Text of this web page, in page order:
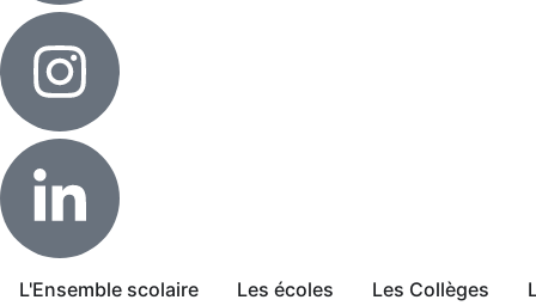
L'Ensemble scolaire Les écoles Les Collèges